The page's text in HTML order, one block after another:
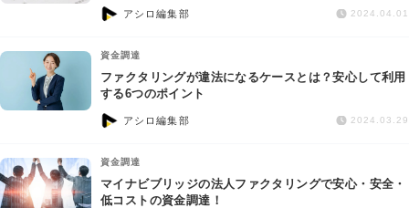
債務整理
交通事故
おすすめ弁護士診断
AI Search Premium
アシロ編集部 2024.04.01
資金調達
ファクタリングが違法になるケースとは？安心して利用
する6つのポイント
アシロ編集部 2024.03.29
資金調達
マイナビブリッジの法人ファクタリングで安心・安全・
低コストの資金調達！